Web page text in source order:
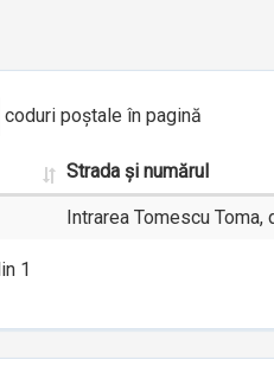
coduri poștale în pagină
Strada și numărul
Intrarea Tomescu Toma,
1